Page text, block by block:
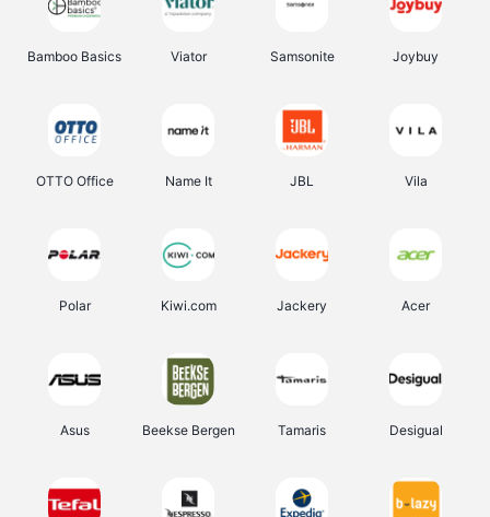
Bamboo Basics Viator Samsonite Joybuy
OTTO Office Name It JBL Vila
Polar Kiwi.com Jackery Acer
Asus Beekse Bergen Tamaris Desigual